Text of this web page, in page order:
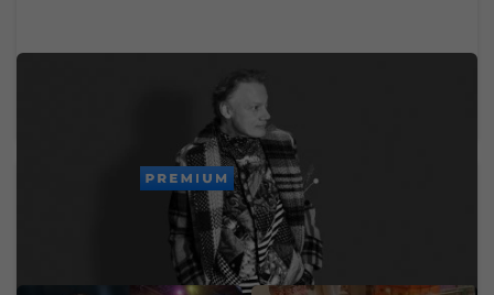
Zomrel svetoznámy hudobný velikán. Stál za
legendárnymi hitmi Madonny, U2 či Brintey
PREMIUM